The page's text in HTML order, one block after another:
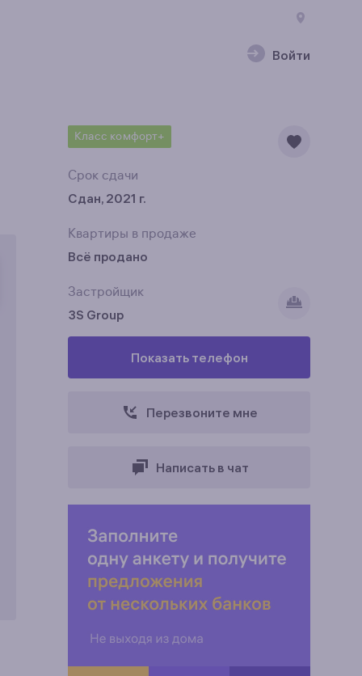
Войти
Класс комфорт+
Срок сдачи
Сдан, 2021 г.
Квартиры в продаже
Всё продано
Застройщик
3S Group
Показать телефон
Перезвоните мне
Написать в чат